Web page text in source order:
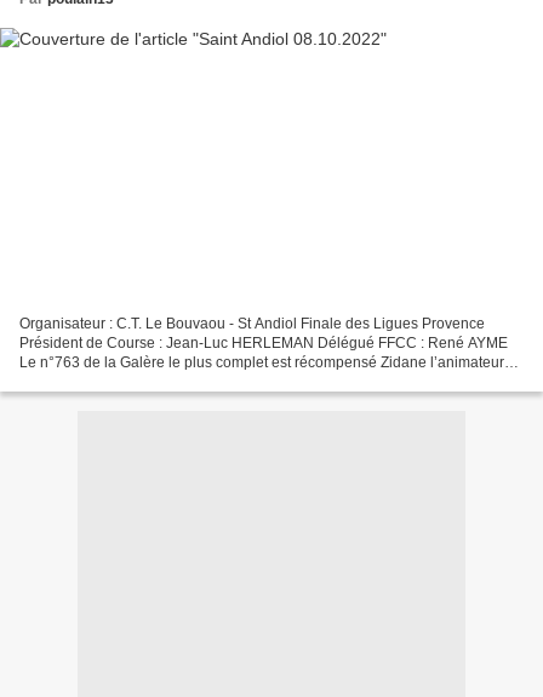
Organisateur : C.T. Le Bouvaou - St Andiol Finale des Ligues Provence
Président de Course : Jean-Luc HERLEMAN Délégué FFCC : René AYME
Le n°763 de la Galère le plus complet est récompensé Zidane l’animateur